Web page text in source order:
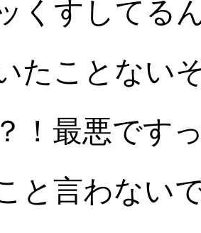
くすしてる
たことない
！最悪です
と言わない